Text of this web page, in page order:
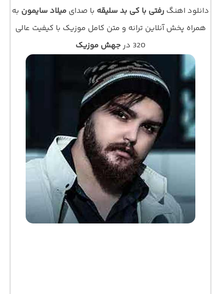
دانلود اهنگ رفتی با کی بد سلیقه با صدای میلاد سایمون به
همراه پخش آنلاین ترانه و متن کامل موزیک با کیفیت عالی
320 در
جهش موزیک